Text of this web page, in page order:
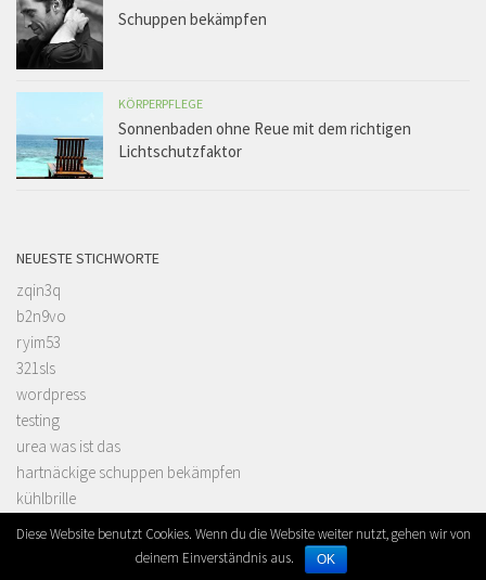
Schuppen bekämpfen
KÖRPERPFLEGE
Sonnenbaden ohne Reue mit dem richtigen
Lichtschutzfaktor
NEUESTE STICHWORTE
zqin3q
b2n9vo
ryim53
321sls
wordpress
testing
urea was ist das
hartnäckige schuppen bekämpfen
kühlbrille
was ist urea
Diese Website benutzt Cookies. Wenn du die Website weiter nutzt, gehen wir von
deinem Einverständnis aus.
OK